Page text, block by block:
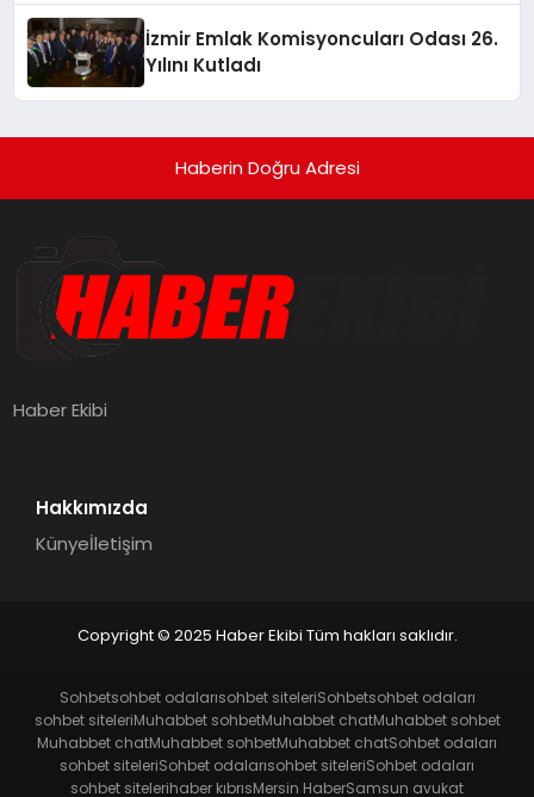
İzmir Emlak Komisyoncuları Odası 26.
Yılını Kutladı
Haberin Doğru Adresi
Haber Ekibi
Hakkımızda
Künyeİletişim
Copyright © 2025 Haber Ekibi Tüm hakları saklıdır.
Sohbetsohbet odalarısohbet siteleriSohbetsohbet odaları
sohbet siteleriMuhabbet sohbetMuhabbet chatMuhabbet sohbet
Muhabbet chatMuhabbet sohbetMuhabbet chatSohbet odaları
sohbet siteleriSohbet odalarısohbet siteleriSohbet odaları
sohbet sitelerihaber kıbrısMersin HaberSamsun avukat